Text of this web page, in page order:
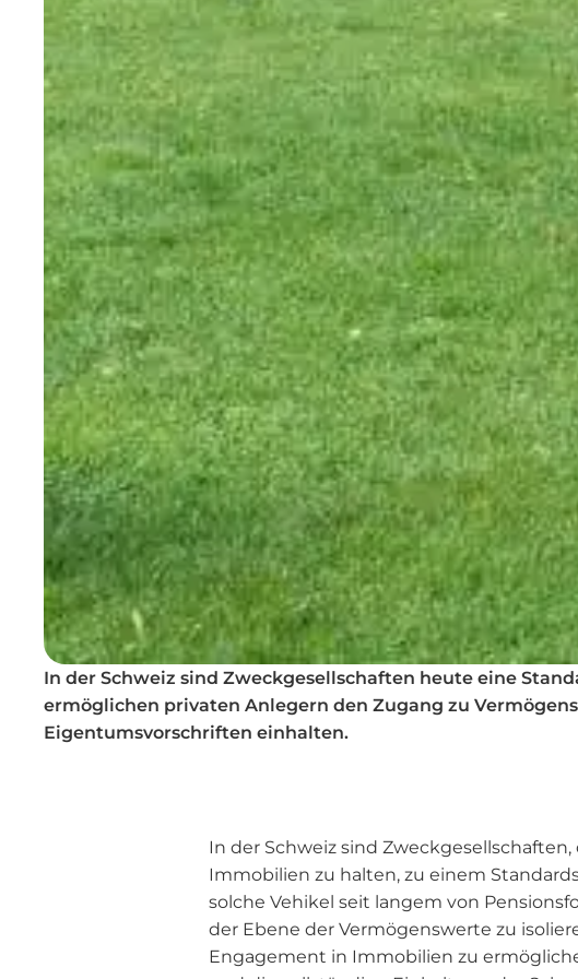
In der Schweiz sind Zweckgesellschaften heute eine
ermöglichen privaten Anlegern den Zugang zu
Eigentumsvorschriften einhalten.
In der Schweiz sind
Immobilien zu halten, zu einem
solche Vehikel seit langem von
der Ebene der Vermögenswerte zu
Engagement in Immobilien zu